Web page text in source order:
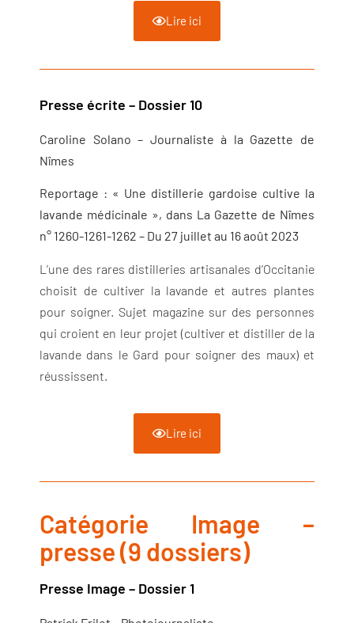
Lire ici
Presse écrite – Dossier 10
Caroline Solano – Journaliste à la Gazette de
Nîmes
Reportage : « Une distillerie gardoise cultive la
lavande médicinale », dans La Gazette de Nîmes
n° 1260-1261-1262 – Du 27 juillet au 16 août 2023
L’une des rares distilleries artisanales d’Occitanie
choisit de cultiver la lavande et autres plantes
pour soigner. Sujet magazine sur des personnes
qui croient en leur projet (cultiver et distiller de la
lavande dans le Gard pour soigner des maux) et
réussissent.
Lire ici
Catégorie Image –
presse (9 dossiers)
Presse Image – Dossier 1